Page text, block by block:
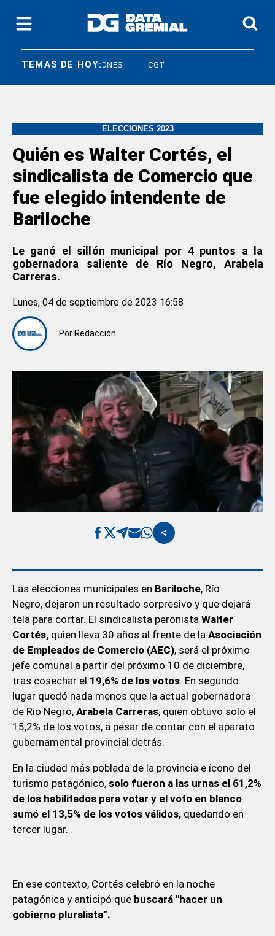
TEMAS DE HOY:
JUBILACIONES CGT
ELECCIONES 2023
Quién es Walter Cortés, el
sindicalista de Comercio que
fue elegido intendente de
Bariloche
Le ganó el sillón municipal por 4 puntos a la
gobernadora saliente de Río Negro, Arabela
Carreras.
Por Redacción
Lunes, 04 de septiembre de 2023 16:58
Las elecciones municipales en Bariloche, Río
Negro, dejaron un resultado sorpresivo y que dejará
tela para cortar. El sindicalista peronista Walter
Cortés, quien lleva 30 años al frente de la Asociación
de Empleados de Comercio (AEC), será el próximo
jefe comunal a partir del próximo 10 de diciembre,
tras cosechar el 19,6% de los votos. En segundo
lugar quedó nada menos que la actual gobernadora
de Río Negro, Arabela Carreras, quien obtuvo solo el
15,2% de los votos, a pesar de contar con el aparato
gubernamental provincial detrás.
En la ciudad más poblada de la provincia e ícono del
turismo patagónico, solo fueron a las urnas el 61,2%
de los habilitados para votar y el voto en blanco
sumó el 13,5% de los votos válidos, quedando en
tercer lugar.
En ese contexto, Cortés celebró en la noche
patagónica y anticipó que buscará "hacer un
gobierno pluralista”.